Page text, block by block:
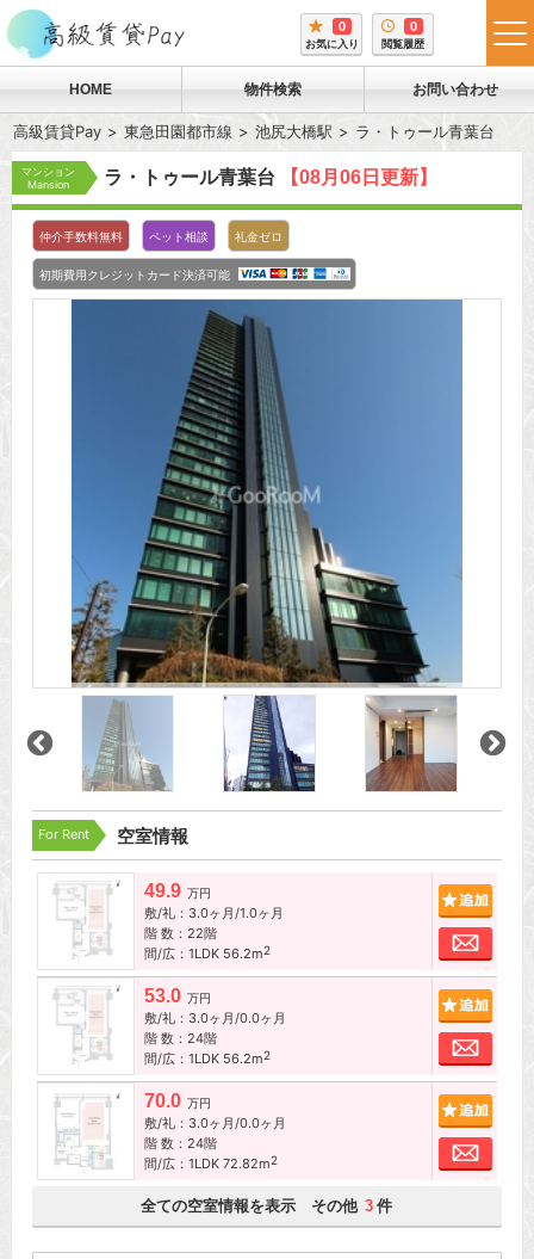
0
お気に入り
0
閲覧履歴
HOME 物件検索 お問い合わせ
高級賃貸Pay 東急田園都市線 池尻大橋駅 ラ・トゥール青葉台
マンション
Mansion
ラ・トゥール青葉台 【08月06日更新】
仲介手数料無料 ペット相談 礼金ゼロ
初期費用クレジットカード決済可能
For Rent 空室情報
49.9 万円
敷/礼：3.0ヶ月/1.0ヶ月
階 数：22階
間/広：1LDK 56.2m2
お問
53.0 万円
敷/礼：3.0ヶ月/0.0ヶ月
階 数：24階
間/広：1LDK 56.2m2
お問
70.0 万円
敷/礼：3.0ヶ月/0.0ヶ月
階 数：24階
間/広：1LDK 72.82m2
お問
全ての空室情報を表示 その他 3 件